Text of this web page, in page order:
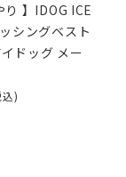
り 】IDOG ICE
シングベスト
ドッグ メー
込)